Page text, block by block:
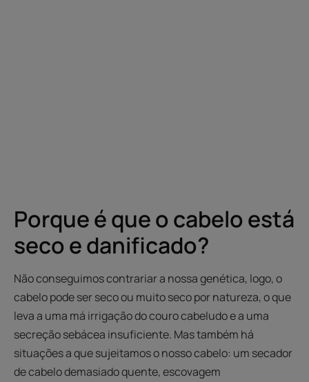
Porque é que o cabelo está
seco e danificado?
Não conseguimos contrariar a nossa genética, logo, o
cabelo pode ser seco ou muito seco por natureza, o que
leva a uma má irrigação do couro cabeludo e a uma
secreção sebácea insuficiente. Mas também há
situações a que sujeitamos o nosso cabelo: um secador
de cabelo demasiado quente, escovagem